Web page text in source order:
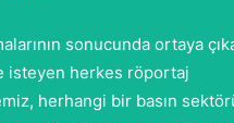
sonucunda ortaya
isteyen herkes röportaj
herhangi bir basın